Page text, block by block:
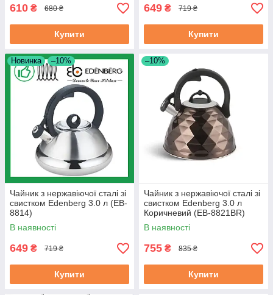
610 ₴ 680 ₴
Купити
649 ₴ 719 ₴
Купити
Новинка –10%
Чайник з нержавіючої сталі зі
свистком Edenberg 3.0 л (EB-
8814)
В наявності
649 ₴ 719 ₴
Купити
–10%
Чайник з нержавіючої сталі зі
свистком Edenberg 3.0 л
Коричневий (EB-8821BR)
В наявності
755 ₴ 835 ₴
Купити